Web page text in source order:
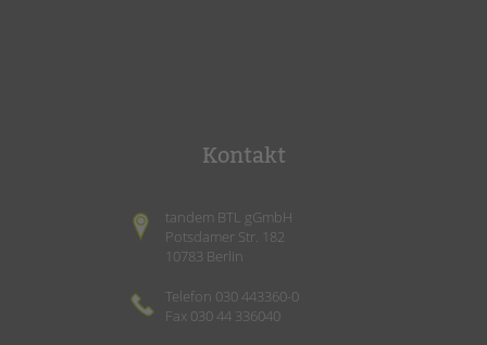
Kontakt
tandem BTL gGmbH
Potsdamer Str. 182
10783 Berlin
Telefon 030 443360-0
Fax 030 44 336040